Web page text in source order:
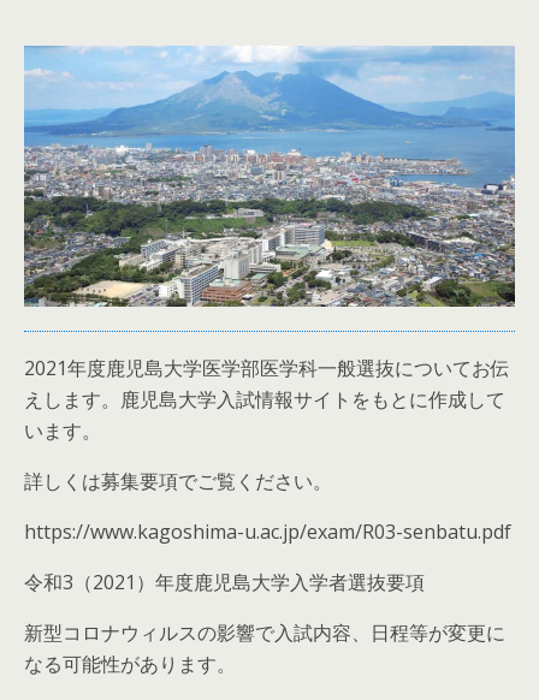
2021年度鹿児島大学医学部医学科一般選抜についてお伝
えします。鹿児島大学入試情報サイトをもとに作成して
います。
詳しくは募集要項でご覧ください。
https://www.kagoshima-u.ac.jp/exam/R03-senbatu.pdf
令和3（2021）年度鹿児島大学入学者選抜要項
新型コロナウィルスの影響で入試内容、日程等が変更に
なる可能性があります。